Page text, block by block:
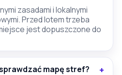
zasadami i lokalnymi
Przed lotem trzeba
jest dopuszczone do
mapę stref?